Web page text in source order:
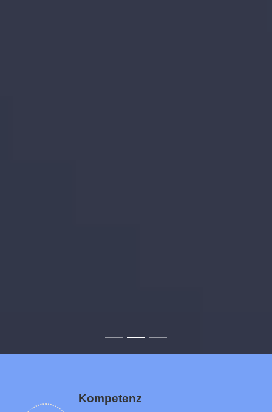
Kompetenz